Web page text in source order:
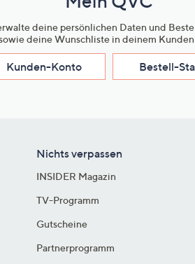
deine persönlichen Daten und
deine Wunschliste in deinem
Kunden-Konto Bestell-
Nichts verpassen
INSIDER Magazin
TV-Programm
Gutscheine
Partnerprogramm